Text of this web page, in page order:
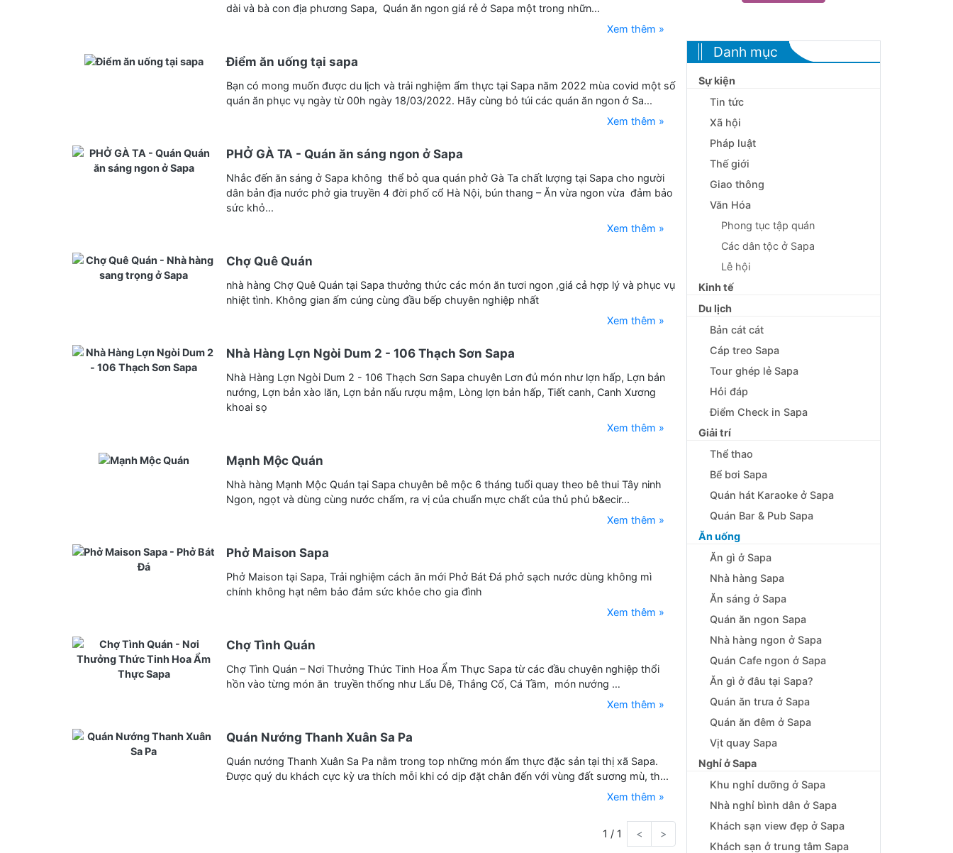
dài và bà con địa phương Sapa, Quán ăn ngon giá rẻ ở Sapa một trong nhữn...
Xem thêm »
Điểm ăn uống tại sapa
Bạn có mong muốn được du lịch và trải nghiệm ẩm thực tại Sapa năm 2022 mùa covid một số
quán ăn phục vụ ngày từ 00h ngày 18/03/2022. Hãy cùng bỏ túi các quán ăn ngon ở Sa...
Xem thêm »
PHỞ GÀ TA - Quán ăn sáng ngon ở Sapa
Nhắc đến ăn sáng ở Sapa không thể bỏ qua quán phở Gà Ta chất lượng tại Sapa cho người
dân bản địa nước phở gia truyền 4 đời phố cổ Hà Nội, bún thang – Ăn vừa ngon vừa đảm bảo
sức khỏ...
Xem thêm »
Chợ Quê Quán
nhà hàng Chợ Quê Quán tại Sapa thưởng thức các món ăn tươi ngon ,giá cả hợp lý và phục vụ
nhiệt tình. Không gian ấm cúng cùng đầu bếp chuyên nghiệp nhất
Xem thêm »
Nhà Hàng Lợn Ngòi Dum 2 - 106 Thạch Sơn Sapa
Nhà Hàng Lợn Ngòi Dum 2 - 106 Thạch Sơn Sapa chuyên Lơn đủ món như lợn hấp, Lợn bản
nướng, Lợn bản xào lăn, Lợn bản nấu rượu mậm, Lòng lợn bản hấp, Tiết canh, Canh Xương
khoai sọ
Xem thêm »
Mạnh Mộc Quán
Nhà hàng Mạnh Mộc Quán tại Sapa chuyên bê mộc 6 tháng tuổi quay theo bê thui Tây ninh
Ngon, ngọt và dùng cùng nước chấm, ra vị của chuẩn mực chất của thủ phủ b&ecir...
Xem thêm »
Phở Maison Sapa
Phở Maison tại Sapa, Trải nghiệm cách ăn mới Phở Bát Đá phở sạch nước dùng không mì
chính không hạt nêm bảo đảm sức khỏe cho gia đình
Xem thêm »
Chợ Tình Quán
Chợ Tình Quán – Nơi Thưởng Thức Tinh Hoa Ẩm Thực Sapa từ các đầu chuyên nghiệp thổi
hồn vào từng món ăn truyền thống như Lẩu Dê, Thắng Cố, Cá Tầm, món nướng …
Xem thêm »
Quán Nướng Thanh Xuân Sa Pa
Quán nướng Thanh Xuân Sa Pa nằm trong top những món ẩm thực đặc sản tại thị xã Sapa.
Được quý du khách cực kỳ ưa thích mỗi khi có dịp đặt chân đến với vùng đất sương mù, th...
Xem thêm »
1 / 1 < >
Danh mục
Sự kiện
Tin tức
Xã hội
Pháp luật
Thế giới
Giao thông
Văn Hóa
Phong tục tập quán
Các dân tộc ở Sapa
Lễ hội
Kinh tế
Du lịch
Bản cát cát
Cáp treo Sapa
Tour ghép lẻ Sapa
Hỏi đáp
Điểm Check in Sapa
Giải trí
Thể thao
Bể bơi Sapa
Quán hát Karaoke ở Sapa
Quán Bar & Pub Sapa
Ăn uống
Ăn gì ở Sapa
Nhà hàng Sapa
Ăn sáng ở Sapa
Quán ăn ngon Sapa
Nhà hàng ngon ở Sapa
Quán Cafe ngon ở Sapa
Ăn gì ở đâu tại Sapa?
Quán ăn trưa ở Sapa
Quán ăn đêm ở Sapa
Vịt quay Sapa
Nghỉ ở Sapa
Khu nghỉ dưỡng ở Sapa
Nhà nghỉ bình dân ở Sapa
Khách sạn view đẹp ở Sapa
Khách sạn ở trung tâm Sapa